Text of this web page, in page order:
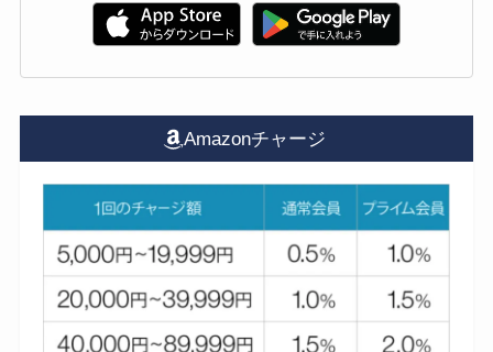
Amazonチャージ